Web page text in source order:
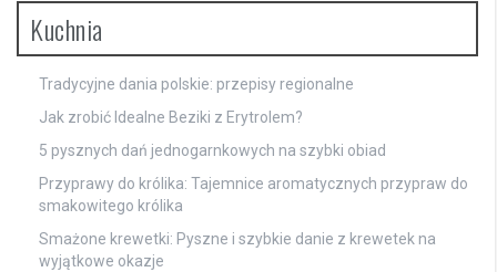
Kuchnia
Tradycyjne dania polskie: przepisy regionalne
Jak zrobić Idealne Beziki z Erytrolem?
5 pysznych dań jednogarnkowych na szybki obiad
Przyprawy do królika: Tajemnice aromatycznych przypraw do
smakowitego królika
Smażone krewetki: Pyszne i szybkie danie z krewetek na
wyjątkowe okazje